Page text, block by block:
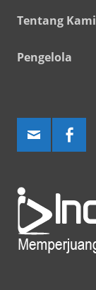
Tentang Kami
Pengelola